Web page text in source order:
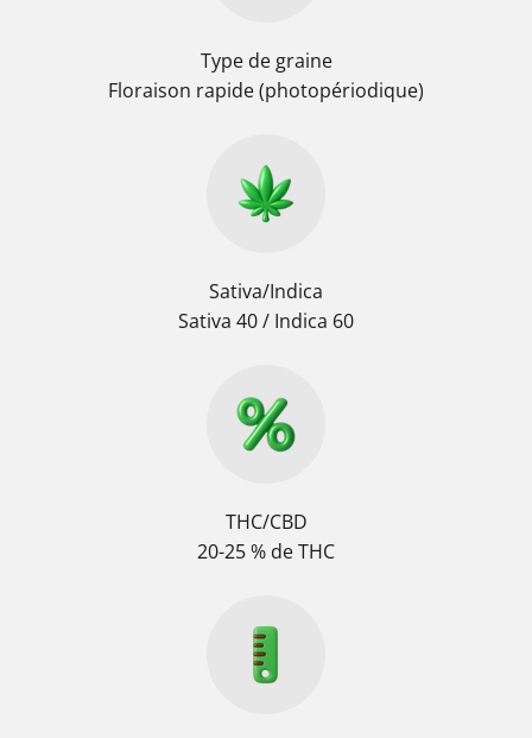
Type de graine
Floraison rapide (photopériodique)
Sativa/Indica
Sativa 40 / Indica 60
THC/CBD
20-25 % de THC